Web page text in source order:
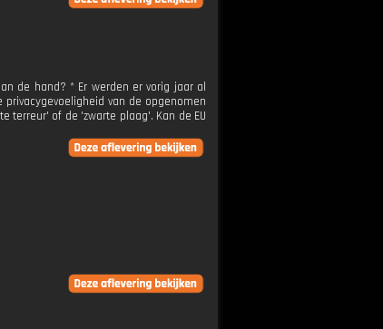
de hand? * Er werden er vorig jaar al
van de opgenomen
terreur' of de 'zwarte plaag'. Kan de EU